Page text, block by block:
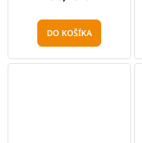
DO KOŠÍKA